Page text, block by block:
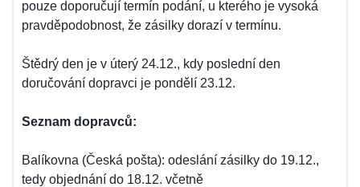
pouze doporučují termín podání, u kterého je vysoká
pravděpodobnost, že zásilky dorazí v termínu.
Štědrý den je v úterý 24.12., kdy poslední den
doručování dopravci je pondělí 23.12.
Seznam dopravců:
Balíkovna (Česká pošta): odeslání zásilky do 19.12.,
tedy objednání do 18.12. včetně